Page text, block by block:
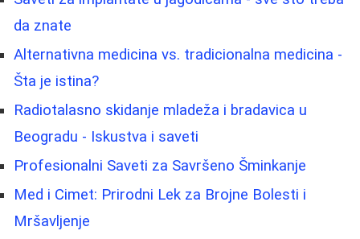
da znate
Alternativna medicina vs. tradicionalna medicina -
Šta je istina?
Radiotalasno skidanje mladeža i bradavica u
Beogradu - Iskustva i saveti
Profesionalni Saveti za Savršeno Šminkanje
Med i Cimet: Prirodni Lek za Brojne Bolesti i
Mršavljenje